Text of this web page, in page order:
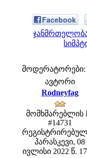
Facebook
მოდერატორები:
ავტორი
Rodneyfag
მომხმარებლის
#14731
პარასკევი, 08
ივლისი 2022 წ.